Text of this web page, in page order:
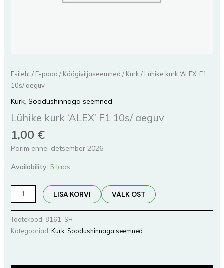
Esileht/ E-pood / Köögiviljaseemned / Kurk/ Lühike kurk ‘ALEX’ F1
10s/ aeguv
Kurk, Soodushinnaga seemned
Lühike kurk ‘ALEX’ F1 10s/ aeguv
1,00 €
Parim enne: detsember 2026
Availability: 5 laos
LISA KORVI VÄLK OST
Tootekood: 8161_SH
Kategooriad: Kurk, Soodushinnaga seemned